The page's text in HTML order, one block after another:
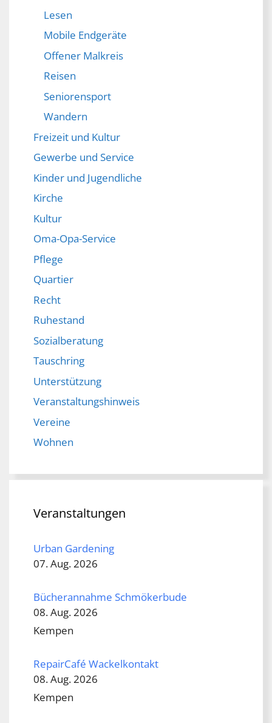
Lesen
Mobile Endgeräte
Offener Malkreis
Reisen
Seniorensport
Wandern
Freizeit und Kultur
Gewerbe und Service
Kinder und Jugendliche
Kirche
Kultur
Oma-Opa-Service
Pflege
Quartier
Recht
Ruhestand
Sozialberatung
Tauschring
Unterstützung
Veranstaltungshinweis
Vereine
Wohnen
Veranstaltungen
Urban Gardening
07. Aug. 2026
Bücherannahme Schmökerbude
08. Aug. 2026
Kempen
RepairCafé Wackelkontakt
08. Aug. 2026
Kempen